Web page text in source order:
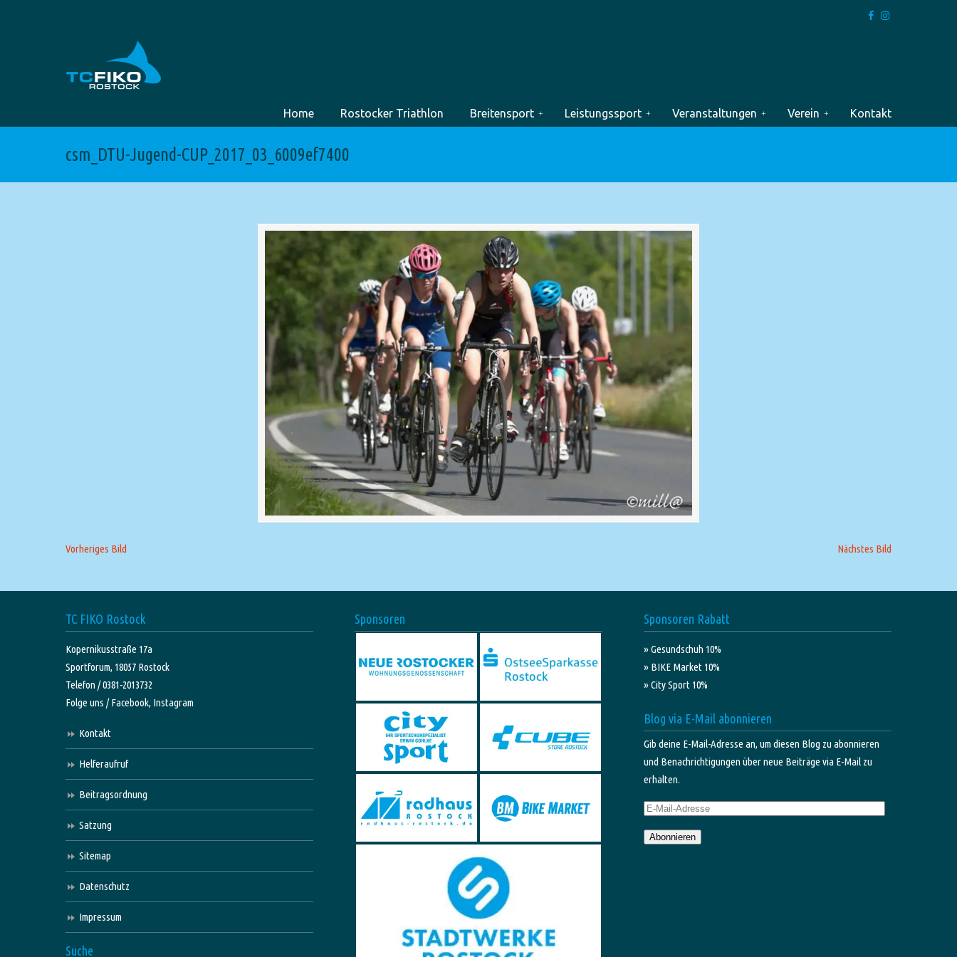
Home Rostocker Triathlon Breitensport Leistungssport Veranstaltungen Verein Kontakt
csm_DTU-Jugend-CUP_2017_03_6009ef7400
Vorheriges Bild Nächstes Bild
TC FIKO Rostock
Kopernikusstraße 17a
Sportforum, 18057 Rostock
Telefon / 0381-2013732
Folge uns /Facebook, Instagram
Kontakt
Helferaufruf
Beitragsordnung
Satzung
Sitemap
Datenschutz
Impressum
Suche
Sponsoren Sponsoren Rabatt
» Gesundschuh 10%
» BIKE Market 10%
» City Sport 10%
Blog via E-Mail abonnieren
Gib deine E-Mail-Adresse an, um diesen Blog zu abonnieren
und Benachrichtigungen über neue Beiträge via E-Mail zu
erhalten.
E-
Adresse
Abonnieren